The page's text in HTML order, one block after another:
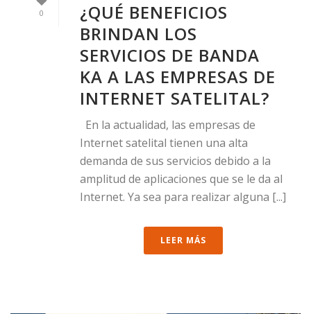
0
¿QUÉ BENEFICIOS
BRINDAN LOS
SERVICIOS DE BANDA
KA A LAS EMPRESAS DE
INTERNET SATELITAL?
En la actualidad, las empresas de
Internet satelital tienen una alta
demanda de sus servicios debido a la
amplitud de aplicaciones que se le da al
Internet. Ya sea para realizar alguna [...]
LEER MÁS